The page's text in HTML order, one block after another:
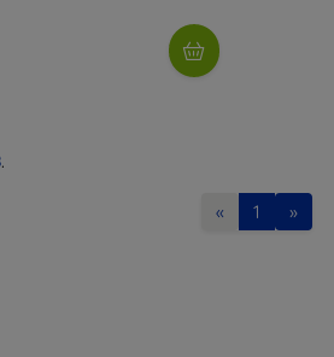
.
« 1 »